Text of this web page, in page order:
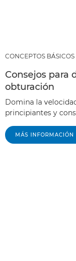
CONCEPTOS
Consejos para
obturación
Domina la
principiantes y
MÁS INFORMACIÓN